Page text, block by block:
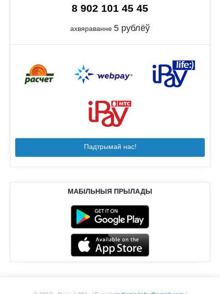
8 902 101 45 45
ахвяраванне 5 рублёў
Падтрымай нас!
МАБІЛЬНЫЯ ПРЫЛАДЫ